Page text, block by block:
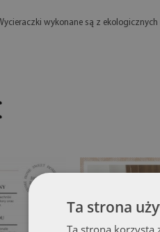
wykonane są z
Ta strona
Ta strona korzysta